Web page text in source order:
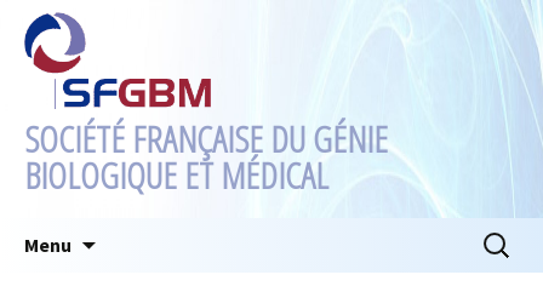
SOCIÉTÉ FRANÇAISE DU GÉNIE
BIOLOGIQUE ET MÉDICAL
Menu